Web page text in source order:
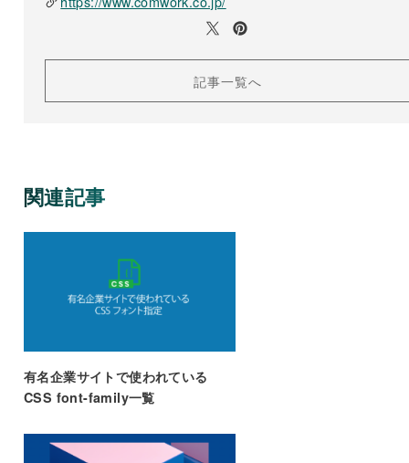
記事一覧へ
関連記事
有名企業サイトで使われている
CSS font-family一覧